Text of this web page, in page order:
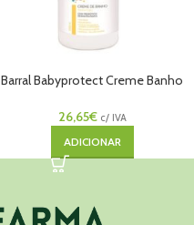
Barral Babyprotect Creme Banho
26,65€ c/ IVA
ADICIONAR